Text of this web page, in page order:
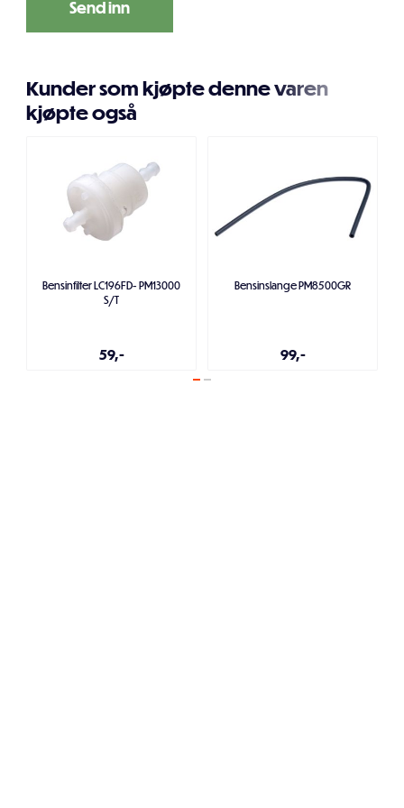
Kunder som kjøpte denne varen
kjøpte også
Bensinfilter LC196FD- PM13000
S/T
59,-
Bensinslange PM8500GR
99,-